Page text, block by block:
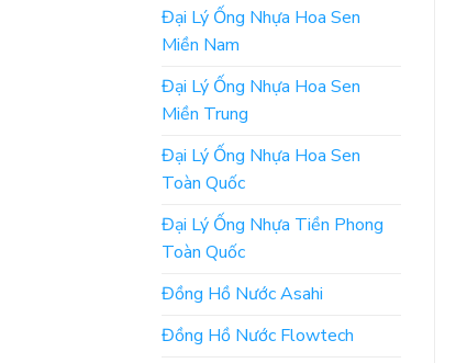
Đại Lý Ống Nhựa Hoa Sen
Miền Nam
Đại Lý Ống Nhựa Hoa Sen
Miền Trung
Đại Lý Ống Nhựa Hoa Sen
Toàn Quốc
Đại Lý Ống Nhựa Tiền Phong
Toàn Quốc
Đồng Hồ Nước Asahi
Đồng Hồ Nước Flowtech